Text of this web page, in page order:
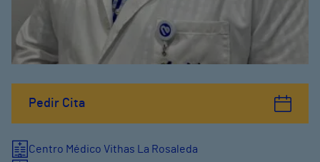
Pedir Cita
Centro Médico Vithas La Rosaleda